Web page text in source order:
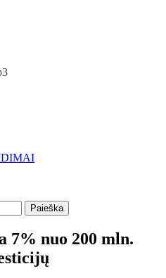
7% nuo 200 mln.